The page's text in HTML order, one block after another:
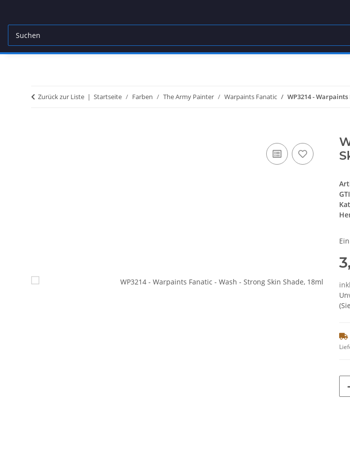
Zurück zur Liste Startseite Farben The Army Painter Warpaints Fanatic WP3214 -
Ein